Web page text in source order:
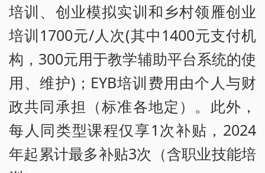
培训、创业模拟实训和乡村领雁创业
培训1700元/人次(其中1400元支付机
构，300元用于教学辅助平台系统的使
用、维护)；EYB培训费用由个人与财
政共同承担（标准各地定）。此外，
每人同类型课程仅享1次补贴，2024
年起累计最多补贴3次（含职业技能培